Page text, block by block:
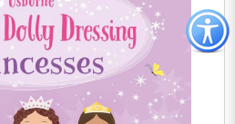
כפתור
לפתיחת
תפריט
נגישות